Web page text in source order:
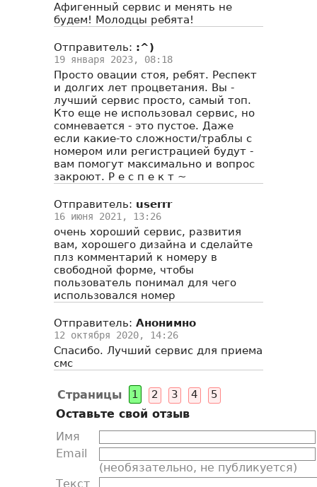
Афигенный сервис и менять не
будем! Молодцы ребята!
Отправитель: :^)
19 января 2023, 08:18
Просто овации стоя, ребят. Респект
и долгих лет процветания. Вы -
лучший сервис просто, самый топ.
Кто еще не использовал сервис, но
сомневается - это пустое. Даже
если какие-то сложности/траблы с
номером или регистрацией будут -
вам помогут максимально и вопрос
закроют. Р е с п е к т ~
Отправитель: userrr
16 июня 2021, 13:26
очень хороший сервис, развития
вам, хорошего дизайна и сделайте
плз комментарий к номеру в
свободной форме, чтобы
пользователь понимал для чего
использовался номер
Отправитель:Анонимно
12 октября 2020, 14:26
Спасибо. Лучший сервис для приема
смс
Страницы 1 2 3 4 5
Оставьте свой отзыв
Имя
Email
(необязательно, не публикуется)
Текст